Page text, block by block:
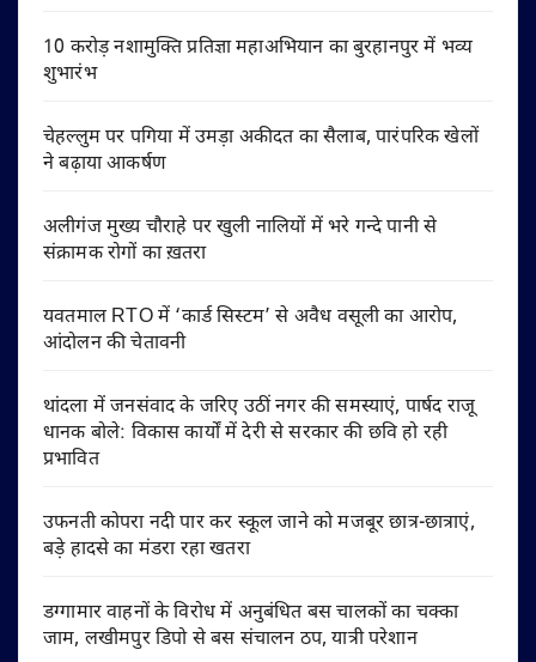
10 करोड़ नशामुक्ति प्रतिज्ञा महाअभियान का बुरहानपुर में भव्य
शुभारंभ
चेहल्लुम पर पगिया में उमड़ा अकीदत का सैलाब, पारंपरिक खेलों
ने बढ़ाया आकर्षण
अलीगंज मुख्य चौराहे पर खुली नालियों में भरे गन्दे पानी से
संक्रामक रोगों का ख़तरा
यवतमाल RTO में ‘कार्ड सिस्टम’ से अवैध वसूली का आरोप,
आंदोलन की चेतावनी
थांदला में जनसंवाद के जरिए उठीं नगर की समस्याएं, पार्षद राजू
धानक बोले: विकास कार्यों में देरी से सरकार की छवि हो रही
प्रभावित
उफनती कोपरा नदी पार कर स्कूल जाने को मजबूर छात्र-छात्राएं,
बड़े हादसे का मंडरा रहा खतरा
डग्गामार वाहनों के विरोध में अनुबंधित बस चालकों का चक्का
जाम, लखीमपुर डिपो से बस संचालन ठप, यात्री परेशान